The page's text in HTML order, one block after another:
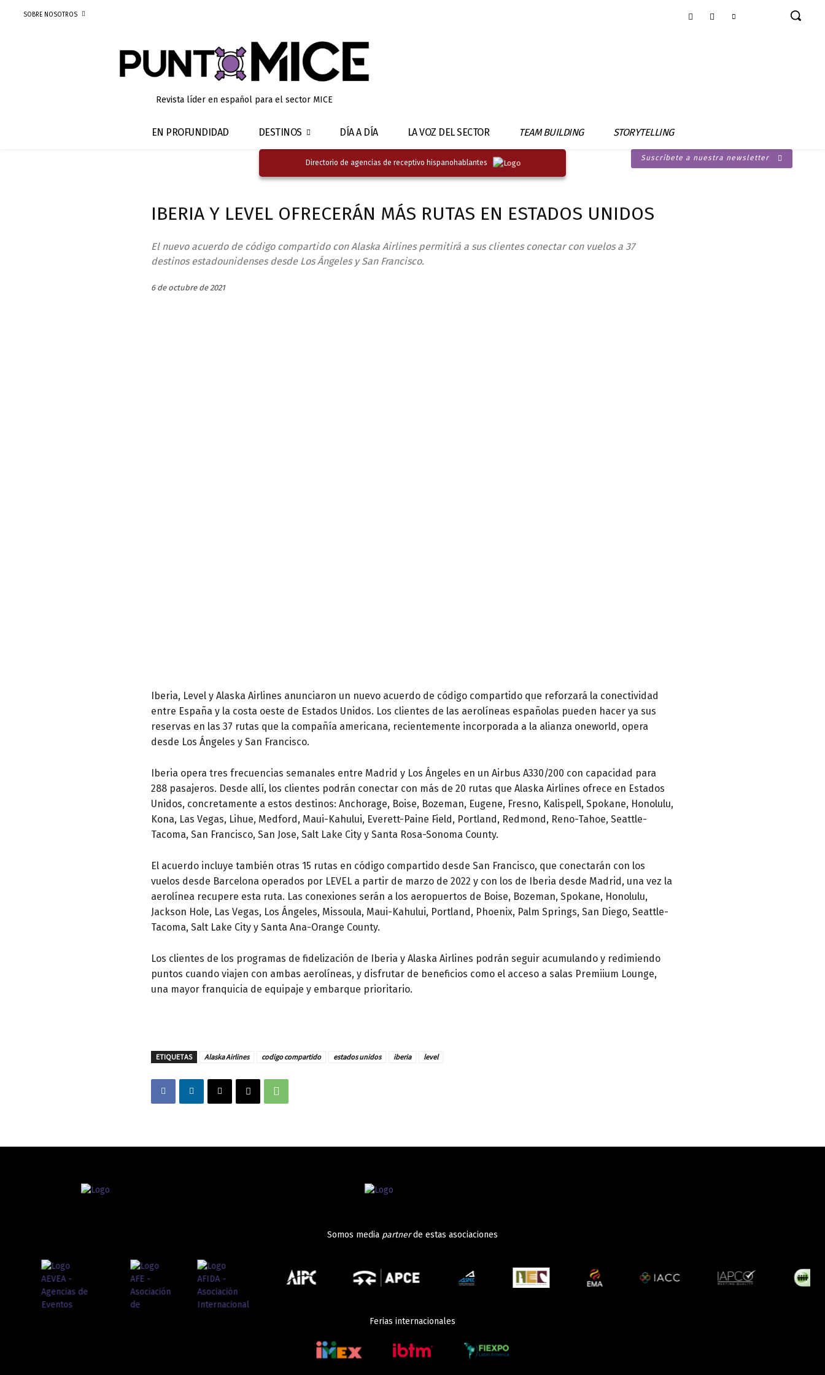
SOBRE NOSOTROS
Revista líder en español para el sector MICE
EN PROFUNDIDAD DESTINOS DÍA A DÍA LA VOZ DEL SECTOR TEAM BUILDING STORYTELLING
Directorio de agencias de receptivo hispanohablantes
Suscríbete a nuestra newsletter
IBERIA Y LEVEL OFRECERÁN MÁS RUTAS EN ESTADOS UNIDOS
El nuevo acuerdo de código compartido con Alaska Airlines permitirá a sus clientes conectar con vuelos a 37
destinos estadounidenses desde Los Ángeles y San Francisco.
6 de octubre de 2021
Iberia, Level y Alaska Airlines anunciaron un nuevo acuerdo de código compartido que reforzará la conectividad
entre España y la costa oeste de Estados Unidos. Los clientes de las aerolíneas españolas pueden hacer ya sus
reservas en las 37 rutas que la compañía americana, recientemente incorporada a la alianza oneworld, opera
desde Los Ángeles y San Francisco.
Iberia opera tres frecuencias semanales entre Madrid y Los Ángeles en un Airbus A330/200 con capacidad para
288 pasajeros. Desde allí, los clientes podrán conectar con más de 20 rutas que Alaska Airlines ofrece en Estados
Unidos, concretamente a estos destinos: Anchorage, Boise, Bozeman, Eugene, Fresno, Kalispell, Spokane, Honolulu,
Kona, Las Vegas, Lihue, Medford, Maui-Kahului, Everett-Paine Field, Portland, Redmond, Reno-Tahoe, Seattle-
Tacoma, San Francisco, San Jose, Salt Lake City y Santa Rosa-Sonoma County.
El acuerdo incluye también otras 15 rutas en código compartido desde San Francisco, que conectarán con los
vuelos desde Barcelona operados por LEVEL a partir de marzo de 2022 y con los de Iberia desde Madrid, una vez la
aerolínea recupere esta ruta. Las conexiones serán a los aeropuertos de Boise, Bozeman, Spokane, Honolulu,
Jackson Hole, Las Vegas, Los Ángeles, Missoula, Maui-Kahului, Portland, Phoenix, Palm Springs, San Diego, Seattle-
Tacoma, Salt Lake City y Santa Ana-Orange County.
Los clientes de los programas de fidelización de Iberia y Alaska Airlines podrán seguir acumulando y redimiendo
puntos cuando viajen con ambas aerolíneas, y disfrutar de beneficios como el acceso a salas Premiium Lounge,
una mayor franquicia de equipaje y embarque prioritario.
ETIQUETAS Alaska Airlines codigo compartido estados unidos iberia level
Somos media partnerde estas asociaciones
Ferias internacionales